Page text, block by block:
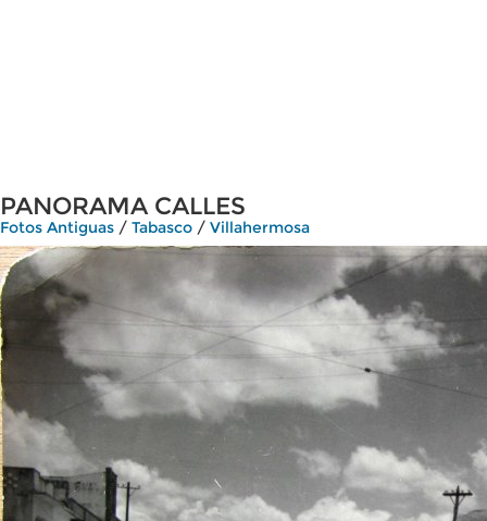
PANORAMA CALLES
Fotos Antiguas / Tabasco / Villahermosa